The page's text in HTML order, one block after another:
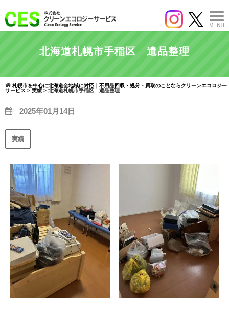
北海道札幌市手稲区 遺品整理
札幌市を中心に北海道全地域に対応｜不用品回収・処分・買取のことならクリーンエコロジー
サービス > 実績 > 北海道札幌市手稲区 遺品整理
2025年01月14日
実績